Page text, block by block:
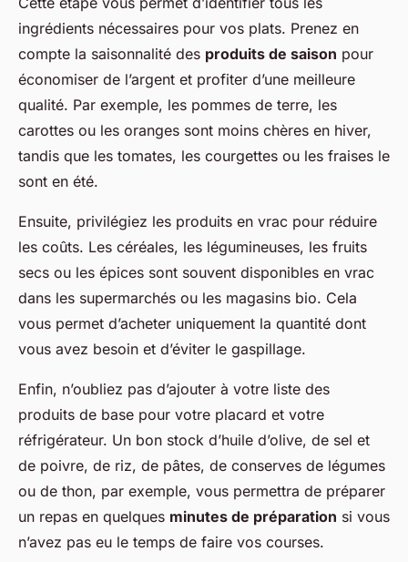
ingrédients nécessaires pour vos plats. Prenez en
compte la saisonnalité des produits de saison pour
économiser de l’argent et profiter d’une meilleure
qualité. Par exemple, les pommes de terre, les
carottes ou les oranges sont moins chères en hiver,
tandis que les tomates, les courgettes ou les fraises le
sont en été.
Ensuite, privilégiez les produits en vrac pour réduire
les coûts. Les céréales, les légumineuses, les fruits
secs ou les épices sont souvent disponibles en vrac
dans les supermarchés ou les magasins bio. Cela
vous permet d’acheter uniquement la quantité dont
vous avez besoin et d’éviter le gaspillage.
Enfin, n’oubliez pas d’ajouter à votre liste des
produits de base pour votre placard et votre
réfrigérateur. Un bon stock d’huile d’olive, de sel et
de poivre, de riz, de pâtes, de conserves de légumes
ou de thon, par exemple, vous permettra de préparer
un repas en quelques minutes de préparation si vous
n’avez pas eu le temps de faire vos courses.